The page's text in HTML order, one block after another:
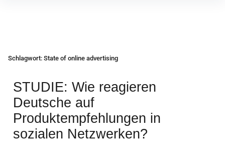
Schlagwort: State of online advertising
STUDIE: Wie reagieren
Deutsche auf
Produktempfehlungen in
sozialen Netzwerken?